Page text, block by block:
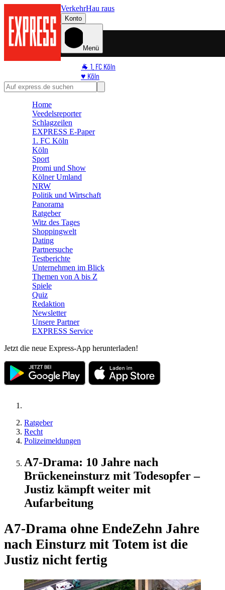
VerkehrHau raus
Konto
Menü
🐐 1. FC Köln
♥️ Köln
⭐ Promi
🛒 Shoppingwelt
Home
Veedelsreporter
Schlagzeilen
EXPRESS E-Paper
1. FC Köln
Köln
Sport
Promi und Show
Kölner Umland
NRW
Politik und Wirtschaft
Panorama
Ratgeber
Witz des Tages
Shoppingwelt
Dating
Partnersuche
Testberichte
Unternehmen im Blick
Themen von A bis Z
Spiele
Quiz
Redaktion
Newsletter
Unsere Partner
EXPRESS Service
Jetzt die neue Express-App herunterladen!
Ratgeber
Recht
Polizeimeldungen
A7-Drama: 10 Jahre nach
Brückeneinsturz mit Todesopfer –
Justiz kämpft weiter mit
Aufarbeitung
A7-Drama ohne EndeZehn Jahre
nach Einsturz mit Totem ist die
Justiz nicht fertig